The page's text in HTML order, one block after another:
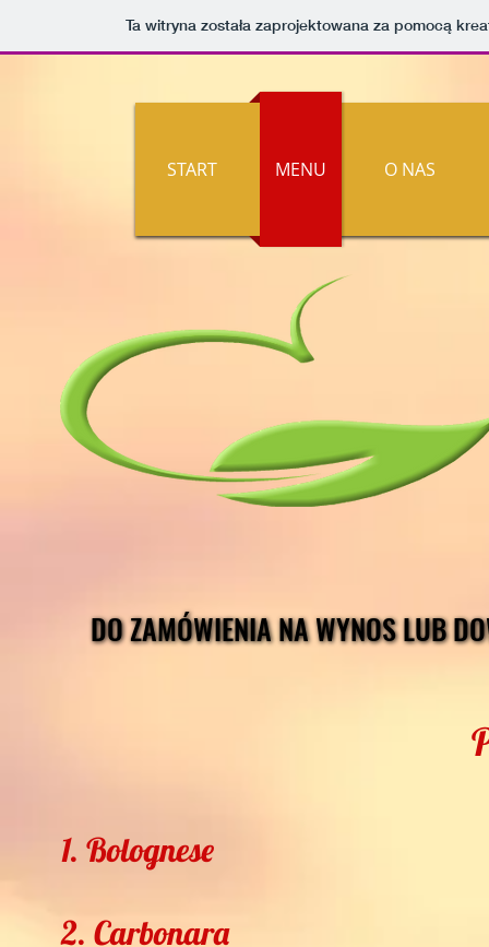
Ta witryna została zaprojektowana za pomocą
START MENU O NAS
DO
DO
1.
2.